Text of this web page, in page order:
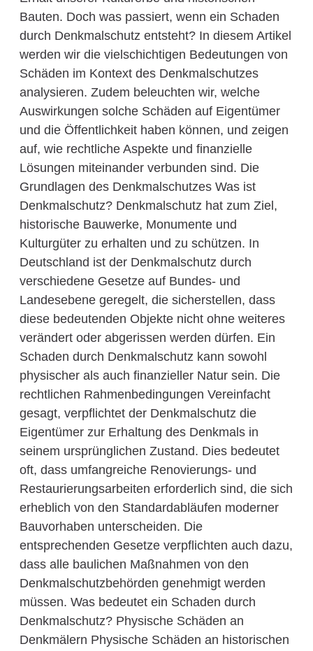
Bauten. Doch was passiert, wenn ein Schaden
durch Denkmalschutz entsteht? In diesem Artikel
werden wir die vielschichtigen Bedeutungen von
Schäden im Kontext des Denkmalschutzes
analysieren. Zudem beleuchten wir, welche
Auswirkungen solche Schäden auf Eigentümer
und die Öffentlichkeit haben können, und zeigen
auf, wie rechtliche Aspekte und finanzielle
Lösungen miteinander verbunden sind. Die
Grundlagen des Denkmalschutzes Was ist
Denkmalschutz? Denkmalschutz hat zum Ziel,
historische Bauwerke, Monumente und
Kulturgüter zu erhalten und zu schützen. In
Deutschland ist der Denkmalschutz durch
verschiedene Gesetze auf Bundes- und
Landesebene geregelt, die sicherstellen, dass
diese bedeutenden Objekte nicht ohne weiteres
verändert oder abgerissen werden dürfen. Ein
Schaden durch Denkmalschutz kann sowohl
physischer als auch finanzieller Natur sein. Die
rechtlichen Rahmenbedingungen Vereinfacht
gesagt, verpflichtet der Denkmalschutz die
Eigentümer zur Erhaltung des Denkmals in
seinem ursprünglichen Zustand. Dies bedeutet
oft, dass umfangreiche Renovierungs- und
Restaurierungsarbeiten erforderlich sind, die sich
erheblich von den Standardabläufen moderner
Bauvorhaben unterscheiden. Die
entsprechenden Gesetze verpflichten auch dazu,
dass alle baulichen Maßnahmen von den
Denkmalschutzbehörden genehmigt werden
müssen. Was bedeutet ein Schaden durch
Denkmalschutz? Physische Schäden an
Denkmälern Physische Schäden an historischen